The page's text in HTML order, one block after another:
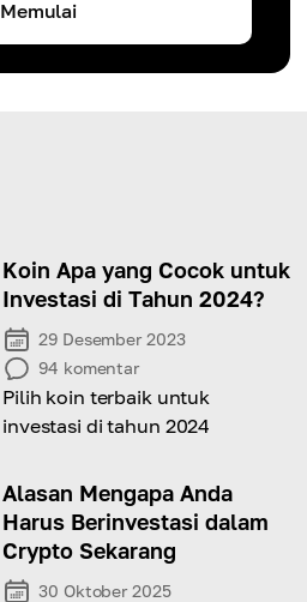
Memulai
Koin Apa yang Cocok untuk
Investasi di Tahun 2024?
29 Desember 2023
94 komentar
Pilih koin terbaik untuk
investasi di tahun 2024
Alasan Mengapa Anda
Harus Berinvestasi dalam
Crypto Sekarang
30 Oktober 2025